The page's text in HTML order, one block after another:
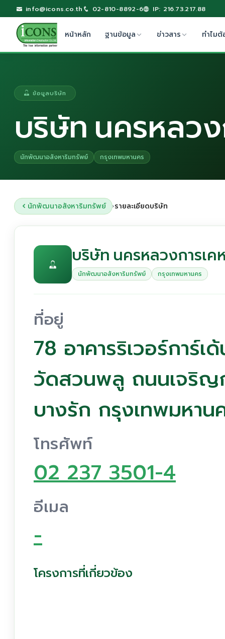
info@icons.co.th 02-810-8892-6 IP: 216.73.217.88
หน้าหลัก ฐานข้อมูล ข่าวสาร ทำไมต้
ข้อมูลบริษัท
บริษัท นครหลวง
นักพัฒนาอสังหาริมทรัพย์ กรุงเทพมหานคร
นักพัฒนาอสังหาริมทรัพย์ ›รายละเอียดบริษัท
บริษัท นครหลวงการเค
นักพัฒนาอสังหาริมทรัพย์ กรุงเทพมหานคร
ที่อยู่
78 อาคารริเวอร์การ์
วัดสวนพลู ถนนเจริญ
บางรัก กรุงเทพมหา
โทรศัพท์
02 237 3501-4
อีเมล
-
โครงการที่เกี่ยวข้อง